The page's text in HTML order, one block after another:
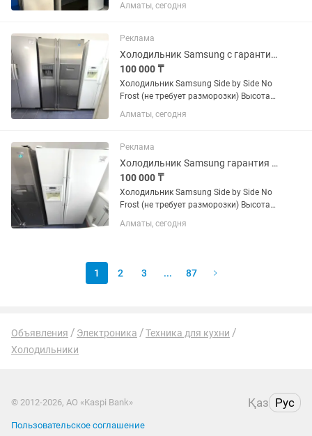
Алматы, сегодня
Реклама
Холодильник Samsung с гарантией и доставкой
100 000 ₸
Холодильник Samsung Side by Side No
Frost (не требует разморозки) Высота
176 см Ширина 91 см Глубина 70 см ✅
Продажа б/у холодильников с
магазина и мастера с более...
Алматы, сегодня
Реклама
Холодильник Samsung гарантия доставка
100 000 ₸
Холодильник Samsung Side by Side No
Frost (не требует разморозки) Высота
Продажа б/у холодильников с
Алматы, сегодня
1 2 3 ... 87
Объявления Электроника
Техника для кухни
Холодильники
© 2012-2026, АО «Kaspi Bank» Қаз Рус
Пользовательское соглашение